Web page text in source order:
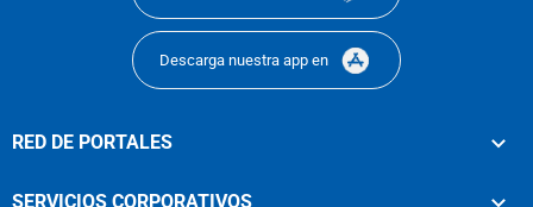
Descarga nuestra app en
RED DE PORTALES
SERVICIOS CORPORATIVOS